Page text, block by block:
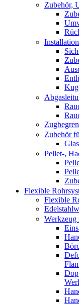
Zubehör,
Zubehör
Pellet-,
Flexible
Flexible
Werkzeug